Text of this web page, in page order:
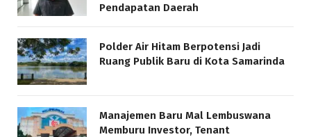
Pendapatan Daerah
Polder Air Hitam Berpotensi Jadi
Ruang Publik Baru di Kota Samarinda
Manajemen Baru Mal Lembuswana
Memburu Investor, Tenant